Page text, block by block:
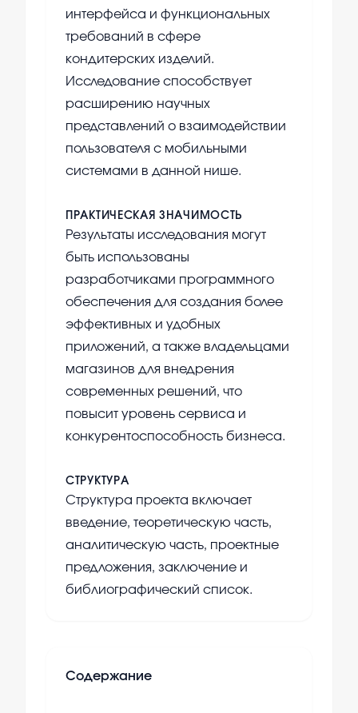
интерфейса и функциональных
требований в сфере
кондитерских изделий.
Исследование способствует
расширению научных
представлений о взаимодействии
пользователя с мобильными
системами в данной нише.
ПРАКТИЧЕСКАЯ ЗНАЧИМОСТЬ
Результаты исследования могут
быть использованы
разработчиками программного
обеспечения для создания более
эффективных и удобных
приложений, а также владельцами
магазинов для внедрения
современных решений, что
повысит уровень сервиса и
конкурентоспособность бизнеса.
СТРУКТУРА
Структура проекта включает
введение, теоретическую часть,
аналитическую часть, проектные
предложения, заключение и
библиографический список.
Содержание